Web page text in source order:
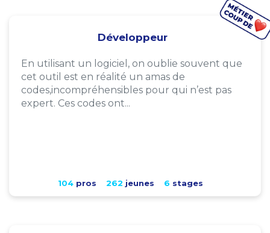
Développeur
En utilisant un logiciel, on oublie souvent que
cet outil est en réalité un amas de
codes,incompréhensibles pour qui n’est pas
expert. Ces codes ont...
104pros 262 jeunes 6 stages